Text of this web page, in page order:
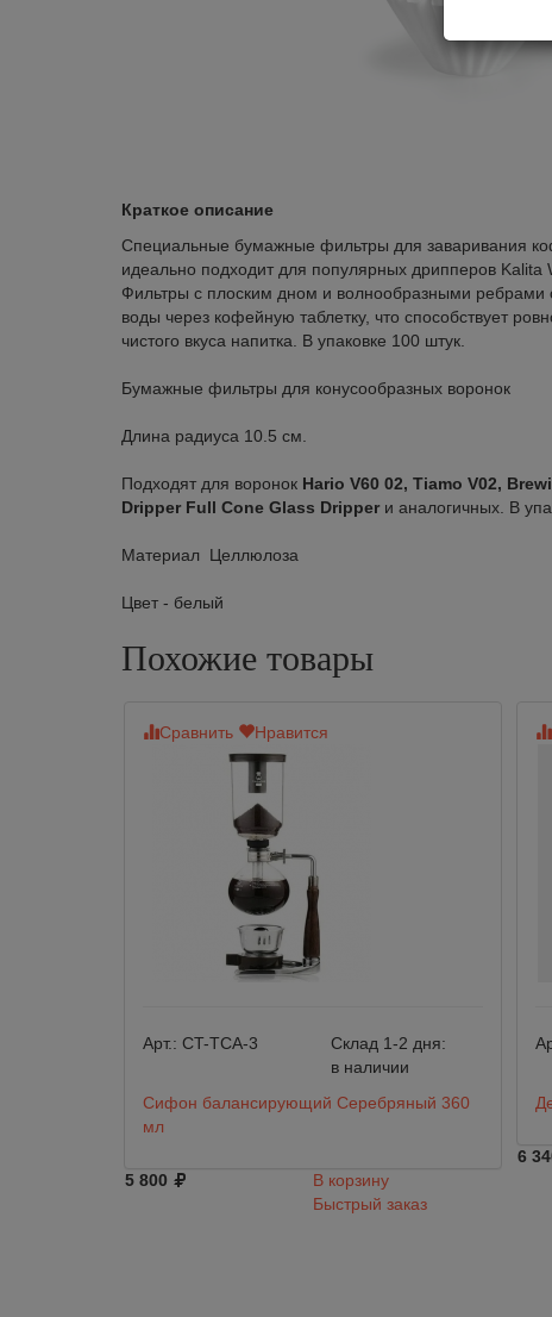
Краткое описание
Специальные бумажные фильтры для заваривания
идеально подходит для популярных дрипперов Kalita
Фильтры с плоским дном и волнообразными
воды через кофейную таблетку, что способствует
чистого вкуса напитка. В упаковке 100 штук.
Бумажные фильтры для конусообразных воронок
Длина радиуса 10.5 см.
Подходят для воронок Hario V60 02, Tiamo V02,
Dripper Full Cone Glass Dripper и аналогичных. В
Материал Целлюлоза
Цвет - белый
Похожие товары
Сравнить Нравится
Арт.: CT-TCA-3
Склад 1-2 дня:
в наличии
Сифон балансирующий Серебряный 360
мл
5 800
В корзину
Быстрый заказ
6